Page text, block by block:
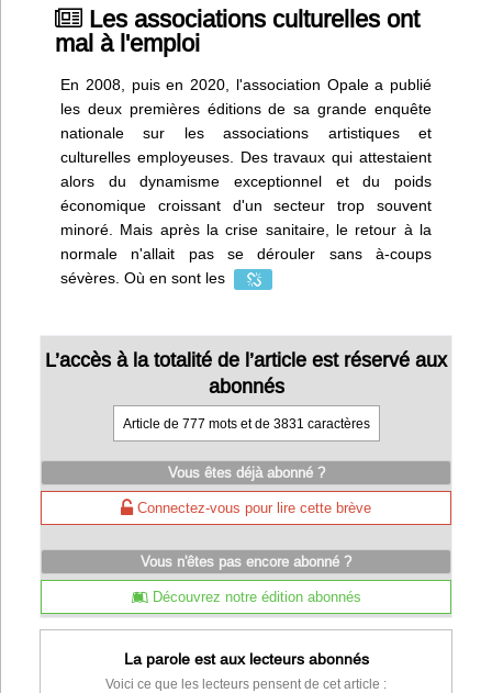
Nous contacter
Les associations culturelles ont
mal à l'emploi
En 2008, puis en 2020, l'association Opale a publié
les deux premières éditions de sa grande enquête
nationale sur les associations artistiques et
culturelles employeuses. Des travaux qui attestaient
alors du dynamisme exceptionnel et du poids
économique croissant d'un secteur trop souvent
minoré. Mais après la crise sanitaire, le retour à la
normale n'allait pas se dérouler sans à-coups
sévères. Où en sont les
L’accès à la totalité de l’article est réservé aux
abonnés
Article de 777 mots et de 3831 caractères
Vous êtes déjà abonné ?
Connectez-vous pour lire cette brève
Vous n'êtes pas encore abonné ?
Découvrez notre édition abonnés
La parole est aux lecteurs abonnés
Voici ce que les lecteurs pensent de cet article :